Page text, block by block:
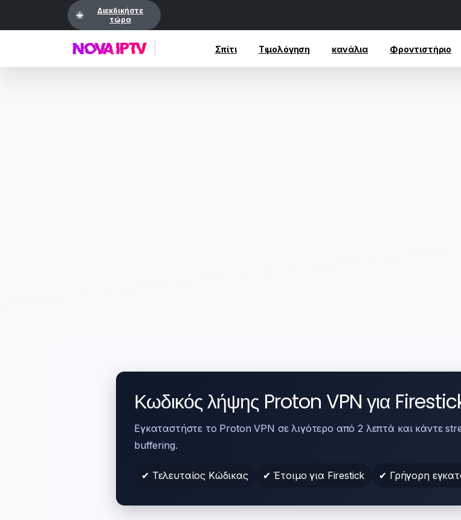
Διεκδικήστε
τώρα
Σπίτι Τιμολόγηση κανάλια Φροντιστήριο
Κωδικός λήψης Proton VPN για
Εγκαταστήστε το Proton VPN σε λιγότερο από 2 λεπτά και κάντε
buffering.
✔ Τελευταίος Κώδικας ✔ Έτοιμο για Firestick ✔ Γρήγορη